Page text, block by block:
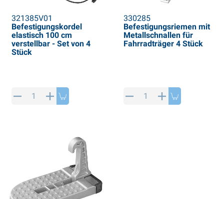
321385V01
Befestigungskordel
elastisch 100 cm
verstellbar - Set von 4
Stück
330285
Befestigungsriemen mit
Metallschnallen für
Fahrradträger 4 Stück